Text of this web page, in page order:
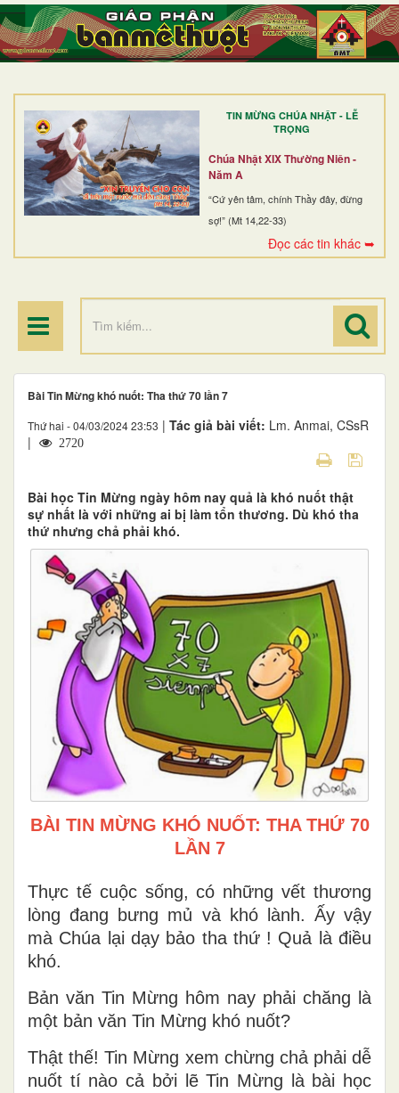
TIN MỪNG CHÚA NHẬT - LỄ
TRỌNG
Chúa Nhật XIX Thường Niên -
Năm A
“Cứ yên tâm, chính Thầy đây, đừng
sợ!” (Mt 14,22-33)
Đọc các tin khác ➥
TRANG NHẤT
GIỚI THIỆU
DÒNG TU
BAN MỤC VỤ
ĐOÀN THỂ CG
ĐIỂM HÀNH HƯƠNG
Bài Tin Mừng khó nuốt: Tha thứ 70 lần 7
Thứ hai - 04/03/2024 23:53 | Tác giả bài viết: Lm. Anmai, CSsR
|
2720
Bài học Tin Mừng ngày hôm nay quả là khó nuốt thật
sự nhất là với những ai bị làm tổn thương. Dù khó tha
thứ nhưng chả phải khó.
BÀI TIN MỪNG KHÓ NUỐT: THA THỨ 70
LẦN 7
Thực tế cuộc sống, có những vết thương
lòng đang bưng mủ và khó lành. Ấy vậy
mà Chúa lại dạy bảo tha thứ ! Quả là điều
khó.
Bản văn Tin Mừng hôm nay phải chăng là
một bản văn Tin Mừng khó nuốt?
Thật thế! Tin Mừng xem chừng chả phải dễ
nuốt tí nào cả bởi lẽ Tin Mừng là bài học